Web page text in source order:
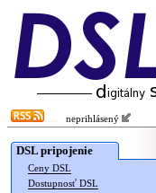
neprihlásený
DSL pripojenie
Ceny DSL
Dostupnosť DSL